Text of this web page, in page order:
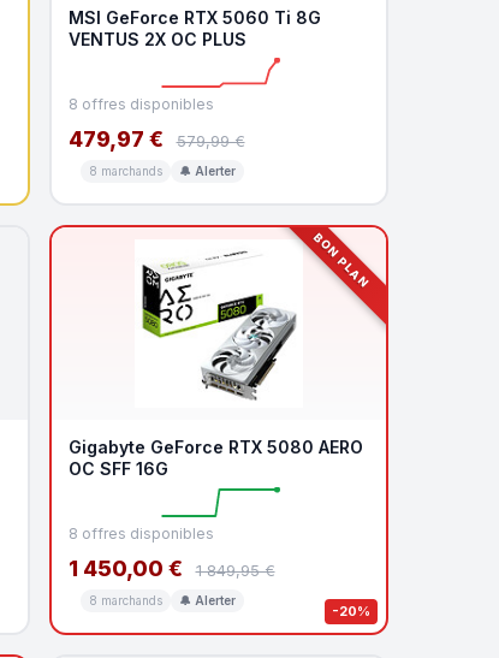
MSI GeForce RTX 5060 Ti 8G
VENTUS 2X OC PLUS
8 offres disponibles
479,97 € 579,99 €
8 marchands 🔔 Alerter
BON PLAN
-20%
Gigabyte GeForce RTX 5080 AERO
OC SFF 16G
8 offres disponibles
1 450,00 € 1 849,95 €
8 marchands 🔔 Alerter